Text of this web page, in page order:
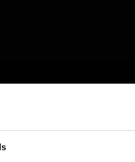
wrong
try again later.